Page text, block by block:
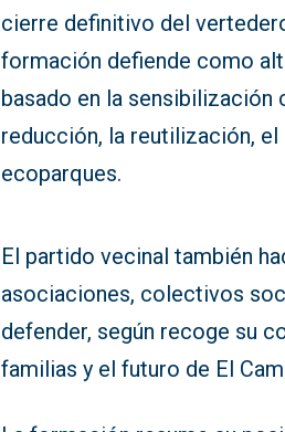
cierre definitivo del
formación defiende como
basado en la sensibilización
reducción, la reutilización,
ecoparques.
El partido vecinal también
asociaciones, colectivos
defender, según recoge su
familias y el futuro de El